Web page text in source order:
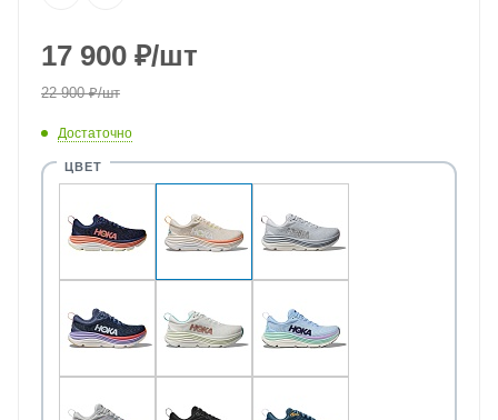
17 900 ₽/шт
22 900₽/шт
Достаточно